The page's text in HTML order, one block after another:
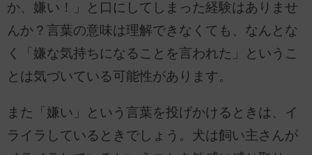
か、嫌い！」と口にしてしまった経験はありませ
んか？言葉の意味は理解できなくても、なんとな
く「嫌な気持ちになることを言われた」というこ
とは気づいている可能性があります。
また「嫌い」という言葉を投げかけるときは、イ
ライラしているときでしょう。犬は飼い主さんが